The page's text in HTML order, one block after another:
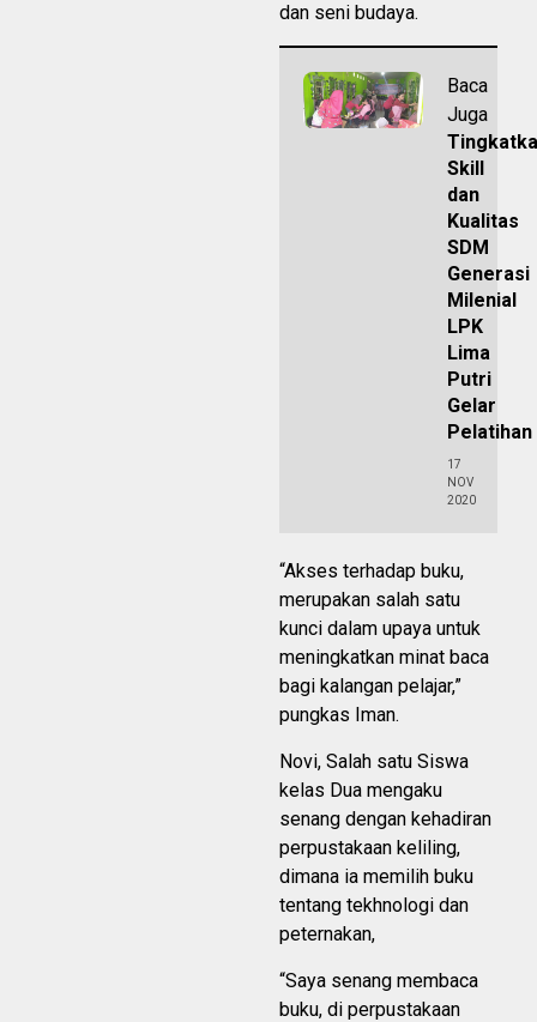
dan seni budaya.
Baca
Juga
Skill
dan
Kualitas
SDM
Generasi
Milenial
LPK
Lima
Putri
Gelar
Pelatihan
17
NOV
2020
“Akses terhadap buku,
merupakan salah satu
kunci dalam upaya untuk
meningkatkan minat baca
bagi kalangan pelajar,”
pungkas Iman.
Novi, Salah satu Siswa
kelas Dua mengaku
senang dengan kehadiran
perpustakaan keliling,
dimana ia memilih buku
tentang tekhnologi dan
peternakan,
“Saya senang membaca
buku, di perpustakaan